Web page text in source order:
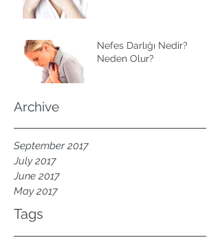
Nefes Darlığı Nedir?
Neden Olur?
Archive
September 2017
July 2017
June 2017
May 2017
Tags